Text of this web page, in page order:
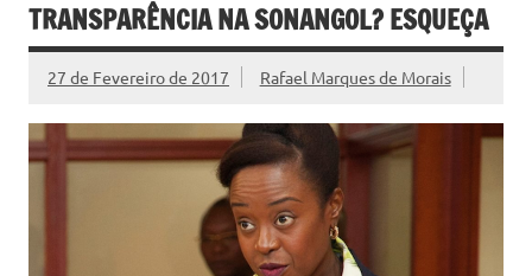
TRANSPARÊNCIA NA SONANGOL? ESQUEÇA
27 de Fevereiro de 2017 Rafael Marques de Morais